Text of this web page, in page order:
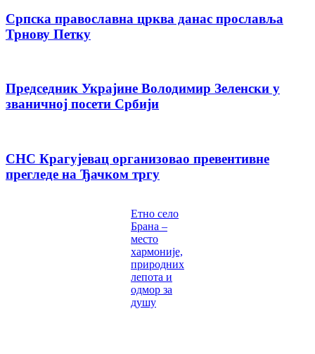
Српска православна црква данас прославља
Трнову Петку
Председник Украјине Володимир Зеленски у
званичној посети Србији
СНС Крагујевац организовао превентивне
прегледе на Ђачком тргу
Етно село
Брана –
место
хармоније,
природних
лепота и
одмор за
душу